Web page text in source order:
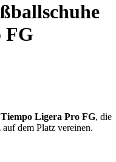
FG
Ligera Pro FG, die
dem Platz vereinen.